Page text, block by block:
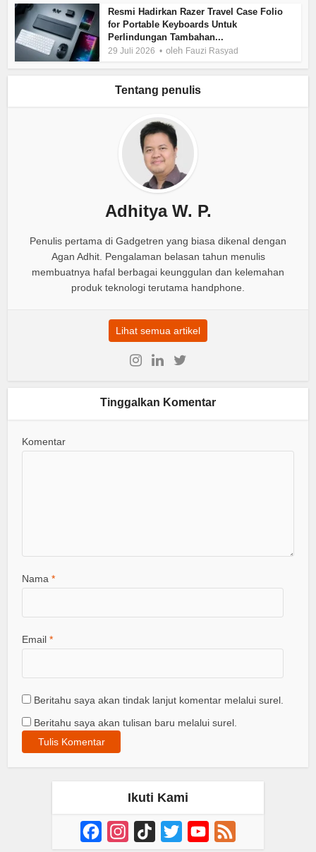
Resmi Hadirkan Razer Travel Case Folio
for Portable Keyboards Untuk
Perlindungan Tambahan...
29 Juli 2026 oleh Fauzi Rasyad
Tentang penulis
Adhitya W. P.
Penulis pertama di Gadgetren yang biasa dikenal dengan
Agan Adhit. Pengalaman belasan tahun menulis
membuatnya hafal berbagai keunggulan dan kelemahan
produk teknologi terutama handphone.
Lihat semua artikel
Tinggalkan Komentar
Komentar
Nama*
Email*
Beritahu saya akan tindak lanjut komentar melalui surel.
Beritahu saya akan tulisan baru melalui surel.
Ikuti Kami
FacebookInstagram
TikTok Twitter YouTube